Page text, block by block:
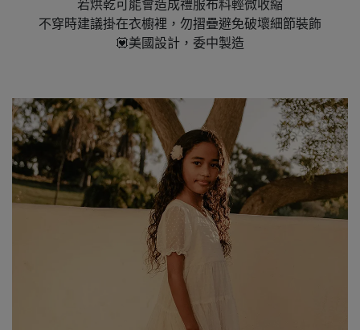
若烘乾可能會造成禮服布料輕微收縮
不穿時建議掛在衣櫥裡，勿摺疊避免破壞細節裝飾
💟美國設計，委中製造